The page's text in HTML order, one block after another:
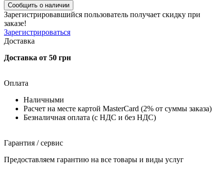
Сообщить о наличии
Зарегистрировавшийся пользователь получает скидку при
заказе!
Зарегистрироваться
Доставка
Доставка от 50 грн
Оплата
Наличными
Расчет на месте картой MasterCard (2% от суммы заказа)
Безналичная оплата (с НДС и без НДС)
Гарантия / сервис
Предоставляем гарантию на все товары и виды услуг